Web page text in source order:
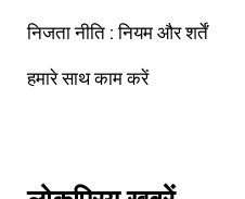
निजता नीति : नियम और शर्तें
हमारे साथ काम करें